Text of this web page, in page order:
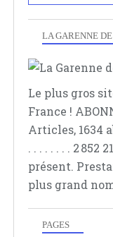
LA GARENNE
Le plus gros
France !
Articles, 1634
. . . . . . . . 2 852
présent.
plus grand
PAGES